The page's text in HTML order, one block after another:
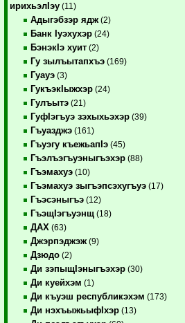
ирихьэлIэу (11)
Адыгэбзэр ядж (2)
Банк Iуэхухэр (24)
БэнэкIэ хуит (2)
Гу зылъытапхъэ (169)
Гуауэ (3)
ГукъэкIыжхэр (24)
Гулъытэ (21)
ГуфIэгъуэ зэхыхьэхэр (39)
Гъуазджэ (161)
Гъуэгу къежьапIэ (45)
Гъэлъэгъуэныгъэхэр (88)
Гъэмахуэ (10)
Гъэмахуэ зыгъэпсэхугъуэ (17)
Гъэсэныгъэ (12)
ГъэщIэгъуэнщ (18)
ДАХ (63)
Джэрпэджэж (9)
Дзюдо (2)
Ди зэпыщIэныгъэхэр (30)
Ди куейхэм (1)
Ди къуэш республикэхэм (173)
Ди нэхъыжьыфIхэр (13)